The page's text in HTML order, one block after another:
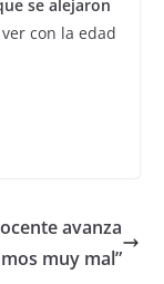
se alejaron
con la edad
avanza
muy mal”